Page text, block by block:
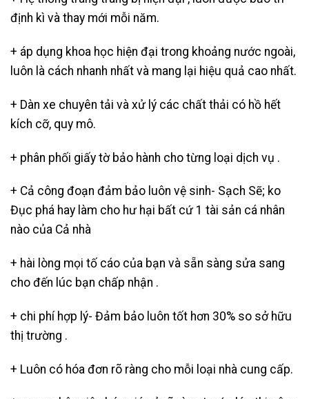
định kì và thay mới mỗi năm.
+ áp dụng khoa học hiện đại trong khoảng nước ngoài,
luôn là cách nhanh nhất và mang lại hiệu quả cao nhất.
+ Dàn xe chuyên tải và xử lý các chất thải có hồ hết
kích cỡ, quy mô.
+ phân phối giấy tờ bảo hành cho từng loại dịch vụ .
+ Cả công đoạn đảm bảo luôn vệ sinh- Sạch Sẽ; ko
Đục phá hay làm cho hư hại bất cứ 1 tài sản cá nhân
nào của Cả nhà
+ hài lòng mọi tố cáo của bạn và sẵn sàng sửa sang
cho đến lúc bạn chấp nhận .
+ chi phí hợp lý- Đảm bảo luôn tốt hơn 30% so sở hữu
thị trường .
+ Luôn có hóa đơn rõ ràng cho mỗi loại nhà cung cấp.